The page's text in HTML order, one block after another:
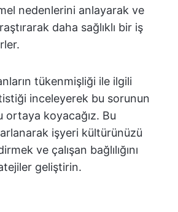
nedenlerini anlayarak ve
daha sağlıklı bir iş
tükenmişliği ile ilgili
inceleyerek bu sorunun
ortaya koyacağız. Bu
işyeri kültürünüzü
ve çalışan bağlılığını
geliştirin.